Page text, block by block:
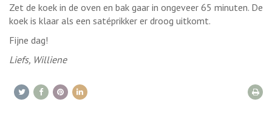
Zet de koek in de oven en bak gaar in ongeveer 65 minuten. De
koek is klaar als een satéprikker er droog uitkomt.
Fijne dag!
Liefs, Williene